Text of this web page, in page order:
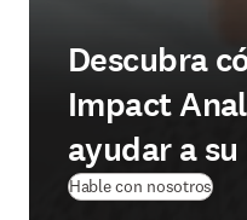
Descubra
Impact
ayudar a
Hable con nosotros